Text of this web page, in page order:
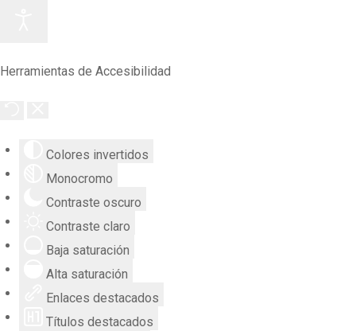
Herramientas de Accesibilidad
Colores invertidos
Monocromo
Contraste oscuro
Contraste claro
Baja saturación
Alta saturación
Enlaces destacados
Títulos destacados